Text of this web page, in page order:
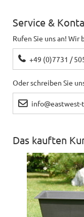
stabil aus
Alles wie
Verpackung
Service &
Rufen Sie uns an! Wir
+49 (0)7731 /
Oder schreiben Sie
info@eastwest-
Das kauften